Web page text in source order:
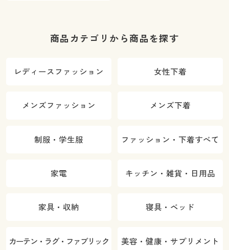
商品カテゴリから商品を探す
レディースファッション 女性下着
メンズファッション メンズ下着
制服・学生服 ファッション・下着すべて
家電 キッチン・雑貨・日用品
家具・収納 寝具・ベッド
カーテン・ラグ・ファブリック 美容・健康・サプリメント